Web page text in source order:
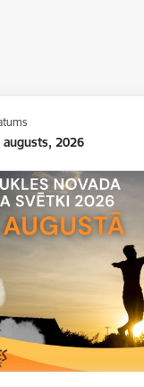
augusts, 2026